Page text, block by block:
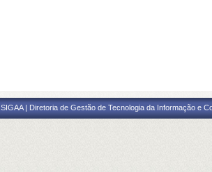
SIGAA | Diretoria de Gestão de Tecnologia da Informação e